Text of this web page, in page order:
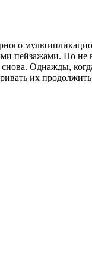
пейзажами. Но
Однажды,
их